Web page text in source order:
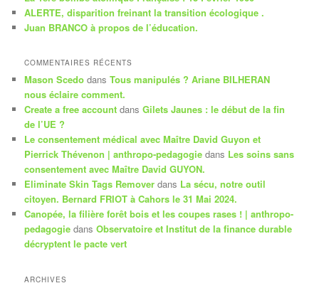
ALERTE, disparition freinant la transition écologique .
Juan BRANCO à propos de l’éducation.
COMMENTAIRES RÉCENTS
Mason Scedo dansTous manipulés ? Ariane BILHERAN
nous éclaire comment.
Create a free account dansGilets Jaunes : le début de la fin
de l’UE ?
Le consentement médical avec Maître David Guyon et
Pierrick Thévenon | anthropo-pedagogie dans Les soins sans
consentement avec Maître David GUYON.
Eliminate Skin Tags Remover dans La sécu, notre outil
citoyen. Bernard FRIOT à Cahors le 31 Mai 2024.
Canopée, la filière forêt bois et les coupes rases ! | anthropo-
pedagogie dansObservatoire et Institut de la finance durable
décryptent le pacte vert
ARCHIVES